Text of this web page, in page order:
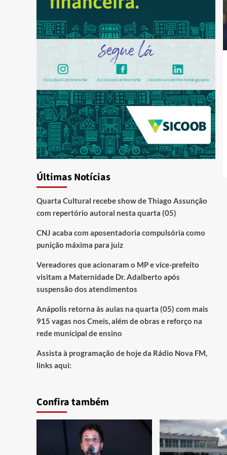
Últimas Notícias
Quarta Cultural recebe show de Thiago Assunção
com repertório autoral nesta quarta (05)
CNJ acaba com aposentadoria compulsória como
punição máxima para juiz
Vereadores que acionaram o MP e vice-prefeito
visitam a Maternidade Dr. Adalberto após
suspensão dos atendimentos
Anápolis retorna às aulas na quarta (05) com mais
915 vagas nos Cmeis, além de obras e reforço na
rede municipal de ensino
Assista à programação de hoje da Rádio Nova FM,
links aqui:
Confira também